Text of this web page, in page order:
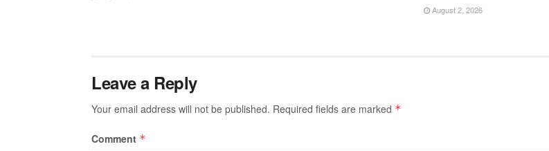
August 2, 2026
Leave a Reply
Your email address will not be published. Required fields are marked *
Comment *